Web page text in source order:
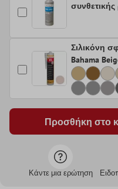
συνθετικής
Σιλικόνη
Bahama
Προσθήκη στο
Κάντε μια ερώτηση